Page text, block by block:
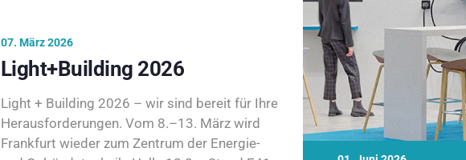
07. März 2026
Light+Building 2026
Light + Building 2026 – wir sind bereit für Ihre
Herausforderungen. Vom 8.–13. März wird
Frankfurt wieder zum Zentrum der Energie-